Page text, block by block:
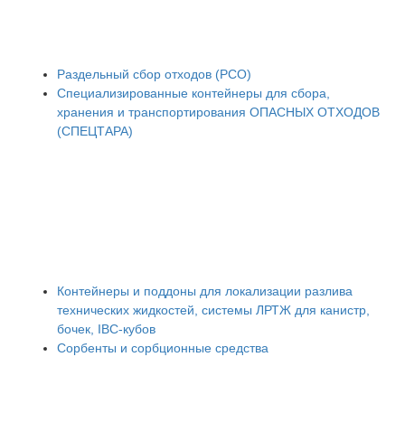
Раздельный сбор отходов (РСО)
Специализированные контейнеры для сбора,
хранения и транспортирования ОПАСНЫХ ОТХОДОВ
(СПЕЦТАРА)
Контейнеры и поддоны для локализации разлива
технических жидкостей, системы ЛРТЖ для канистр,
бочек, IBC-кубов
Сорбенты и сорбционные средства